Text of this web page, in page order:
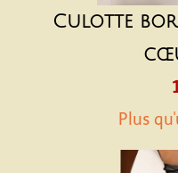
Culotte
Plus